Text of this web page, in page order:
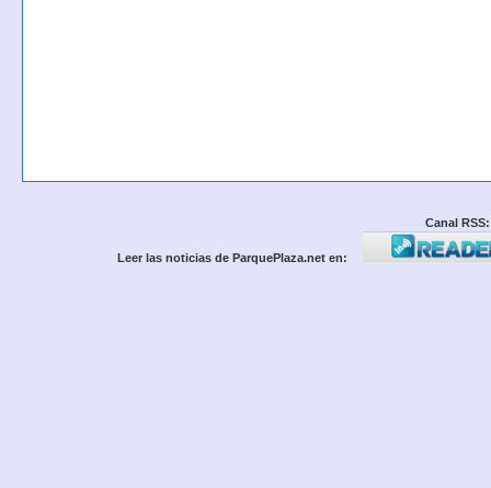
Canal RSS:
Leer las noticias de ParquePlaza.net en: